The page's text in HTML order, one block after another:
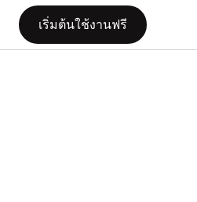
เริ่มต้นใช้งานฟรี